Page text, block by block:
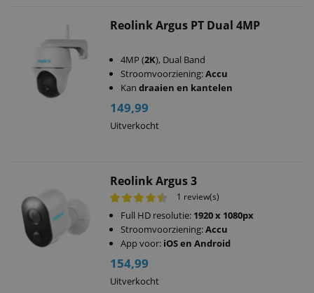
Reolink Argus PT Dual 4MP
4MP (2K), Dual Band
Stroomvoorziening:Accu
Kan draaien en kantelen
149,99
Uitverkocht
Reolink Argus 3
1 review(s)
Full HD resolutie: 1920 x 1080px
Stroomvoorziening:Accu
App voor: iOS en Android
154,99
Uitverkocht